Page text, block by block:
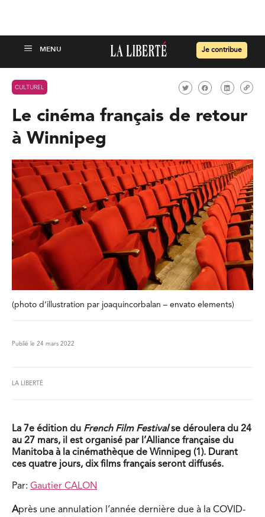
Je contribue
CULTUREL
Le cinéma français de retour
à Winnipeg
(photo d’illustration par joaquincorbalan – envato elements)
Publié le 24 mars 2022
LA LIBERTÉ
La 7e édition du French Film Festivalse déroulera du 24
au 27 mars, il est organisé par l’Alliance française du
Manitoba à la cinémathèque de Winnipeg (1). Durant
ces quatre jours, dix films français seront diffusés.
Par: Gautier CALON
Après une annulation l’année dernière due à la COVID-